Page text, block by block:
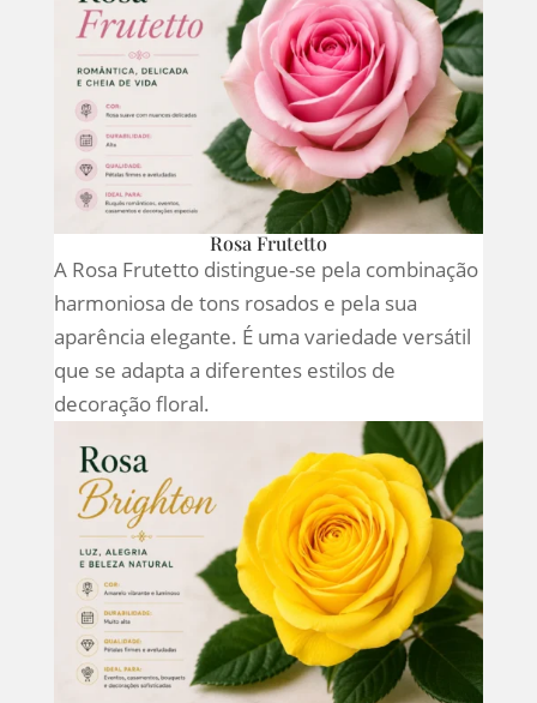
Rosa Frutetto
A Rosa Frutetto distingue-se pela combinação
harmoniosa de tons rosados e pela sua
aparência elegante. É uma variedade versátil
que se adapta a diferentes estilos de
decoração floral.